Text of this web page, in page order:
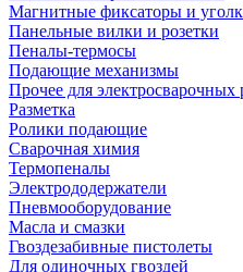
Магнитные фиксаторы и
Панельные вилки и розетки
Пеналы-термосы
Подающие механизмы
Прочее для электросварочных
Разметка
Ролики подающие
Сварочная химия
Термопеналы
Электрододержатели
Пневмооборудование
Масла и смазки
Гвоздезабивные пистолеты
Для одиночных гвоздей